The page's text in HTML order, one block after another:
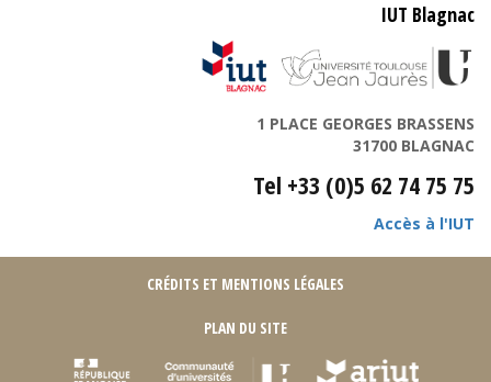
IUT Blagnac
1 PLACE GEORGES BRASSENS
31700 BLAGNAC
Tel +33 (0)5 62 74 75 75
Accès à l'IUT
CRÉDITS ET MENTIONS LÉGALES
PLAN DU SITE